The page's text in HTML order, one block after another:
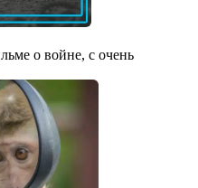
о войне, с очень